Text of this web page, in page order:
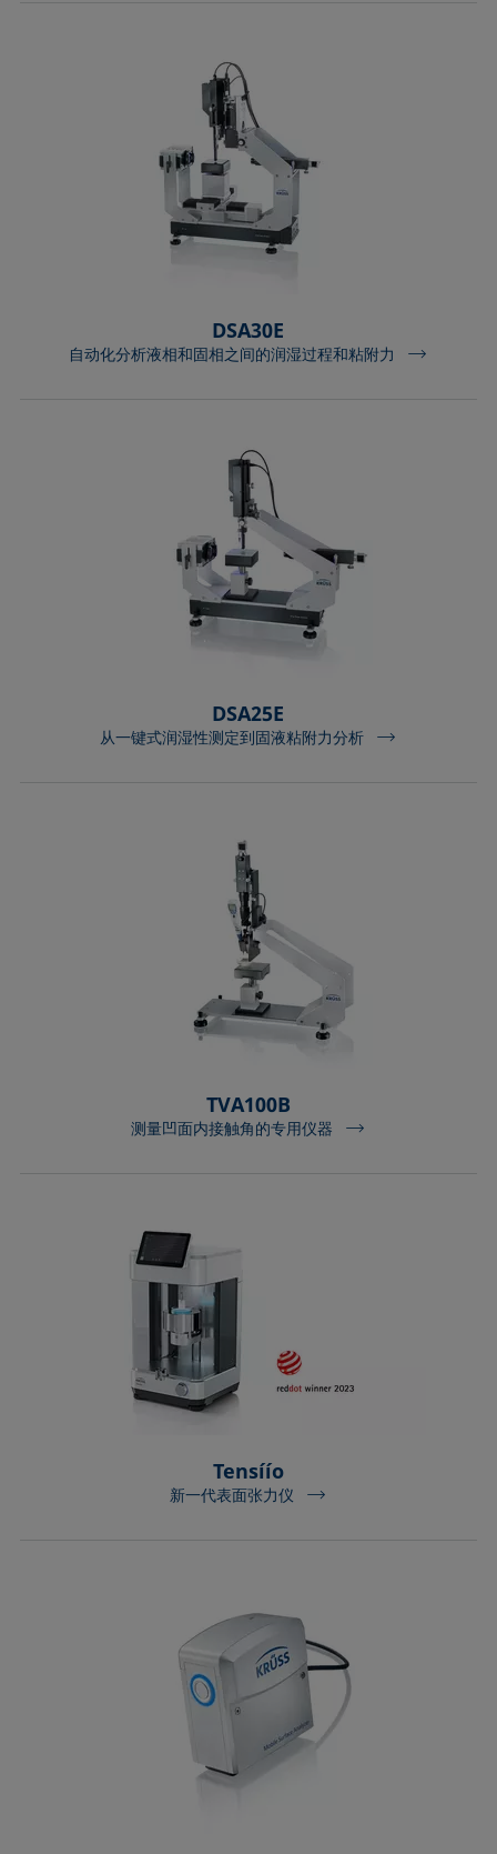
DSA30E
自动化分析液相和固相之间的润湿过程和粘附力
DSA25E
从一键式润湿性测定到固液粘附力分析
TVA100B
测量凹面内接触角的专用仪器
Tensíío
新一代表面张力仪